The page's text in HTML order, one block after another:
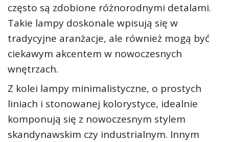
często są zdobione różnorodnymi detalami.
Takie lampy doskonale wpisują się w
tradycyjne aranżacje, ale również mogą być
ciekawym akcentem w nowoczesnych
wnętrzach.
Z kolei lampy minimalistyczne, o prostych
liniach i stonowanej kolorystyce, idealnie
komponują się z nowoczesnym stylem
skandynawskim czy industrialnym. Innym